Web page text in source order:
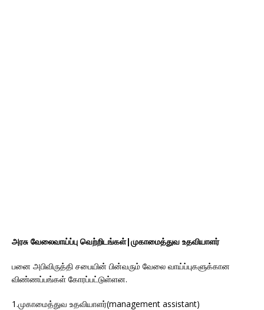
அரசு வேலைவாய்ப்பு வெற்றிடங்கள்|முகாமைத்துவ உதவியாளர்
பனை அபிவிருத்தி சபையின் பின்வரும் வேலை வாய்ப்புகளுக்கான
விண்ணப்பங்கள் கோரப்பட்டுள்ளன.
1.முகாமைத்துவ உதவியாளர்(management assistant)